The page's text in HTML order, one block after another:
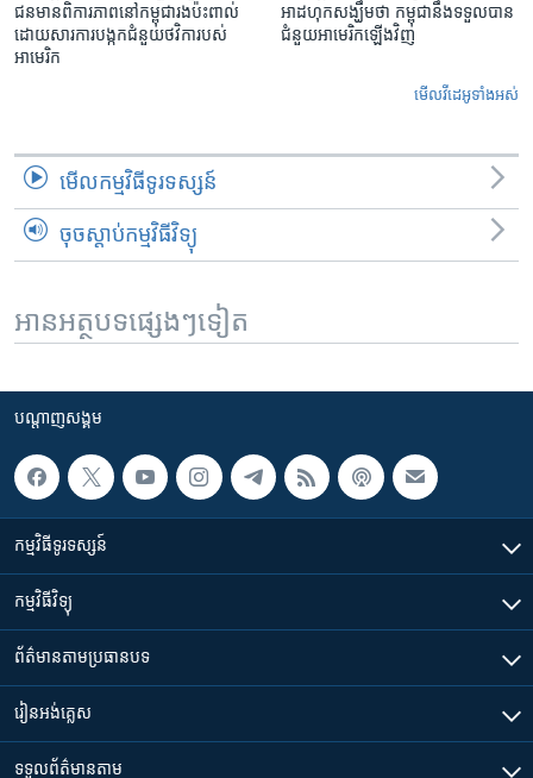
ជន​មាន​ពិការភាព​នៅកម្ពុជា​រង​ប៉ះពាល់​
ដោយសារ​ការ​បង្កក​ជំនួយ​ថវិកា​របស់​
អាមេរិក
អាដហុក​សង្ឃឹម​ថា កម្ពុជា​នឹង​ទទួល​បាន​
ជំនួយ​អាមេរិក​ឡើងវិញ
មើល​វីដេអូ​ទាំង​អស់
មើល​កម្មវិធី​ទូរទស្សន៍
ចុចស្តាប់កម្មវិធីវិទ្យុ
អានអត្ថបទផ្សេងៗទៀត
បណ្តាញ​សង្គម
កម្មវិធី​ទូរទស្សន៍
កម្មវិធី​វិទ្យុ
ព័ត៌មាន​តាមប្រធានបទ​
រៀន​​អង់គ្លេស
ទទួល​ព័ត៌មាន​តាម